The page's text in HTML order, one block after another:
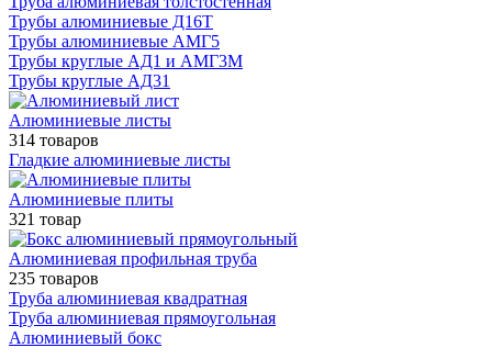
Трубы алюминиевые Д16Т
Трубы алюминиевые АМГ5
Трубы круглые АД1 и АМГ3М
Трубы круглые АД31
Алюминиевые листы
314 товаров
Гладкие алюминиевые листы
Алюминиевые плиты
321 товар
Алюминиевая профильная труба
235 товаров
Труба алюминиевая квадратная
Труба алюминиевая прямоугольная
Алюминиевый бокс